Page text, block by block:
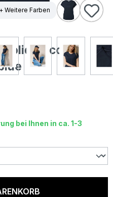
+ Weitere Farben
Deco
bei Ihnen in ca. 1-3